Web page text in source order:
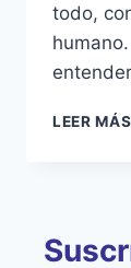
todo,
LEER MÁS